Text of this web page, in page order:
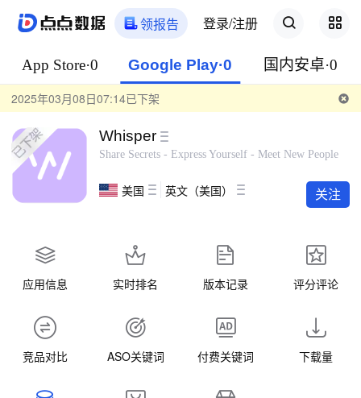
领报告 登录/注册
App Store·0 Google Play·0 国内安卓·0
2025年03月08日07:14已下架
Whisper
Share Secrets - Express Yourself - Meet New People
美国 英文（美国） 关注
应用信息 实时排名 版本记录 评分评论
竞品对比 ASO关键词 付费关键词 下载量